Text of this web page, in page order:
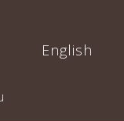
English